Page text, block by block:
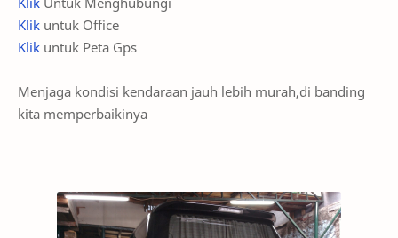
Klik untuk Office
Klik untuk Peta Gps
Menjaga kondisi kendaraan jauh lebih murah,di banding
kita memperbaikinya